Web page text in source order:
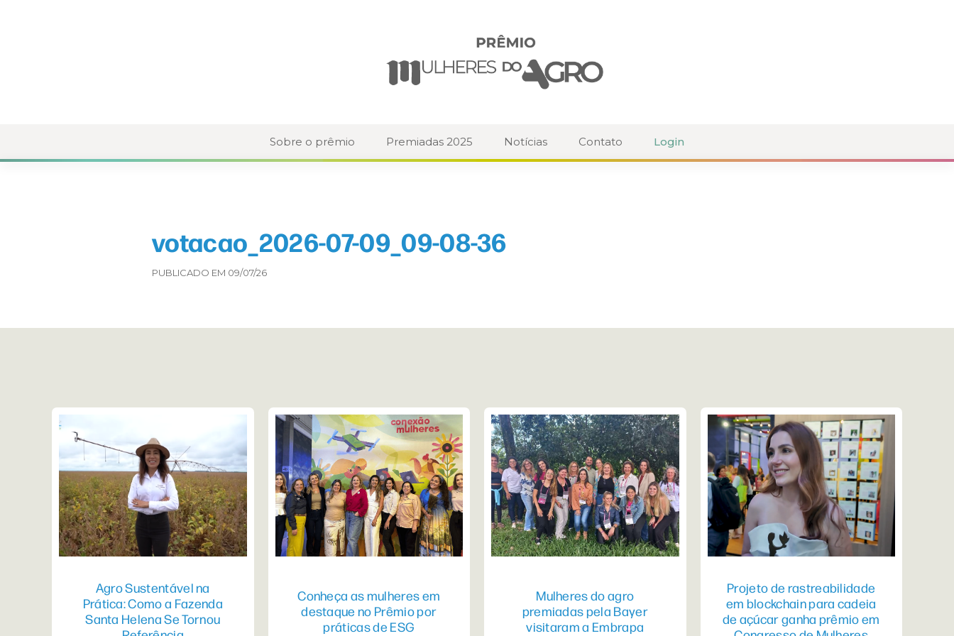
Sobre o prêmio Premiadas 2025 Notícias Contato Login
votacao_2026-07-09_09-08-36
PUBLICADO EM 09/07/26
Agro Sustentável na
Prática: Como a Fazenda
Santa Helena Se Tornou
Conheça as mulheres em
destaque no Prêmio por
práticas de ESG
Mulheres do agro
premiadas pela Bayer
visitaram a Embrapa
Projeto de rastreabilidade
em blockchain para cadeia
de açúcar ganha prêmio em